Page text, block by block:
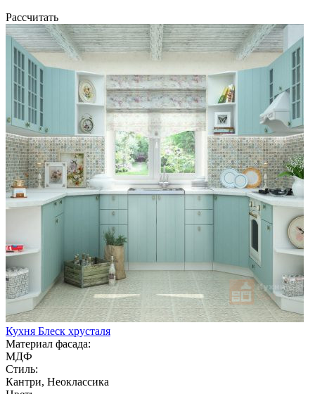
Рассчитать
Кухня Блеск хрусталя
Материал фасада:
МДФ
Стиль:
Кантри, Неоклассика